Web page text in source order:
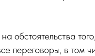
переговоры, в том